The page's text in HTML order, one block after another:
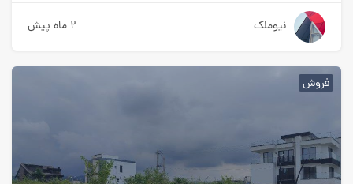
نیوملک ۲ ماه پیش
فروش